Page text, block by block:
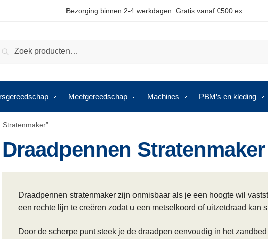
Bezorging binnen 2-4 werkdagen. Gratis vanaf €500 ex.
Zoeken
Meetgereedschap Machines PBM’s en kleding
Draadpennen Stratenmaker
Draadpennen stratenmaker zijn onmisbaar als je een hoogte wil
een rechte lijn te creëren zodat u een metselkoord of uitzetdraad kan
Door de scherpe punt steek je de draadpen eenvoudig in het zandbed